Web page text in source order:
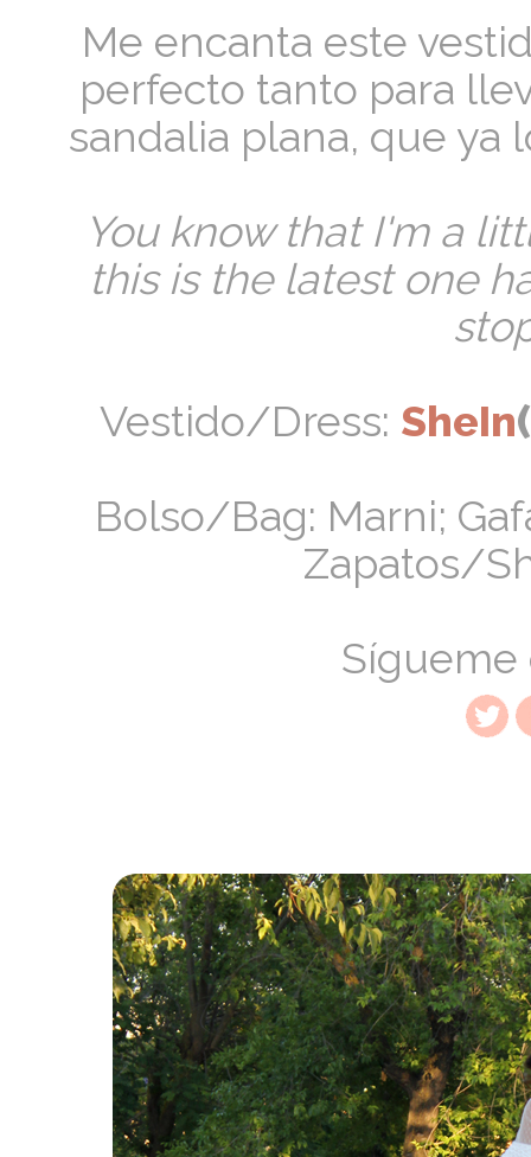
Me encanta este
perfecto tanto para
sandalia plana, que ya
You know that I'm a
this is the latest one
Vestido/Dress: SheIn(
Bolso/Bag: Marni;
Zapatos/